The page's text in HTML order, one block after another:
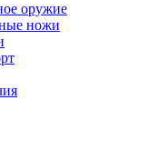
оружие
ножи